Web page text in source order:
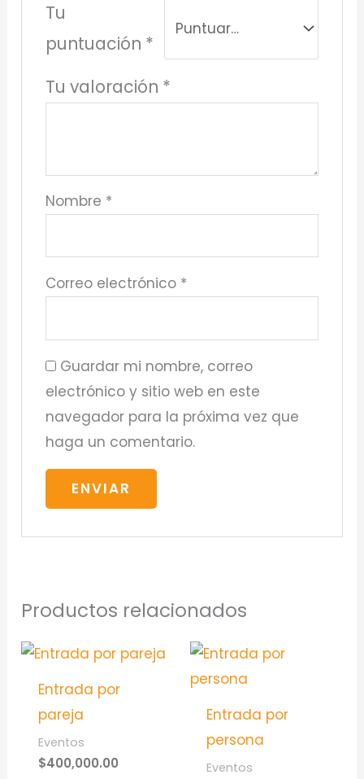
Tu
puntuación *
Tu valoración *
Nombre *
Correo electrónico *
Guardar mi nombre, correo
electrónico y sitio web en este
navegador para la próxima vez que
haga un comentario.
Productos relacionados
Entrada por
pareja
Eventos
$400,000.00
Entrada por
persona
Eventos